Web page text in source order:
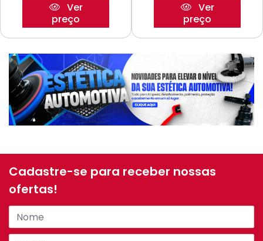
Ver
preço
Ver
preço
Cadastre-se para receber nossas
ofertas!